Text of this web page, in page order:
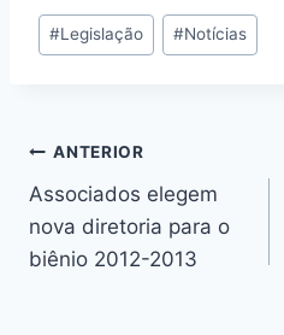
Tags
do
#Legislação #Notícias
Navegação
de
Post
ANTERIOR
Associados elegem
nova diretoria para o
biênio 2012-2013